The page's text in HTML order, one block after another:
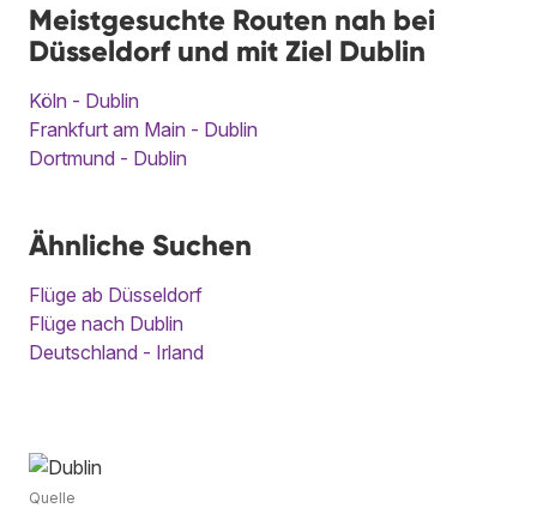
Meistgesuchte Routen nah bei
Düsseldorf und mit Ziel Dublin
Köln - Dublin
Frankfurt am Main - Dublin
Dortmund - Dublin
Ähnliche Suchen
Flüge ab Düsseldorf
Flüge nach Dublin
Deutschland - Irland
Quelle